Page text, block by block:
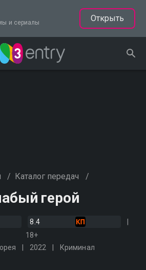
и сериалы
Открыть
/ Каталог передач /
герой
8.4
18+
2022 Криминал